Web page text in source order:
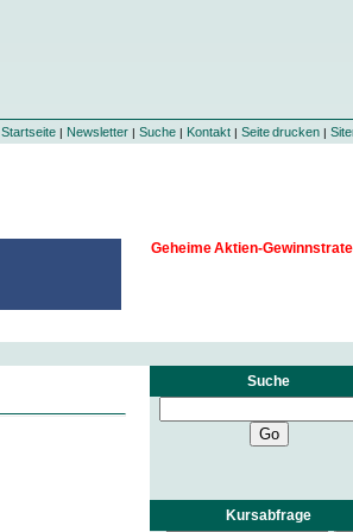
Startseite| Newsletter| Suche| Kontakt| Seite drucken |
Geheime Aktien-
Suche
Kursabfrage